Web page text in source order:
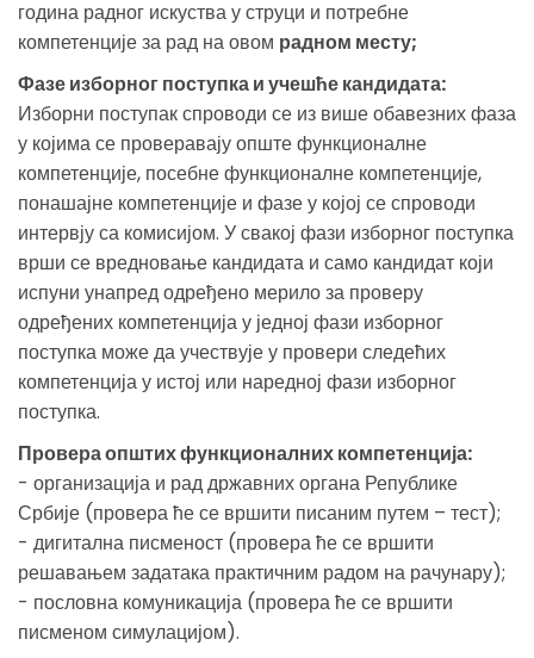
година радног искуства у струци и потребне
компетенције за рад на овом радном месту;
Фазе изборног поступка и учешће кандидата:
Изборни поступак спроводи се из више обавезних фаза
у којима се проверавају опште функционалне
компетенције, посебне функционалне компетенције,
понашајне компетенције и фазе у којој се спроводи
интервју са комисијом. У свакој фази изборног поступка
врши се вредновање кандидата и само кандидат који
испуни унапред одређено мерило за проверу
одређених компетенција у једној фази изборног
поступка може да учествује у провери следећих
компетенција у истој или наредној фази изборног
поступка.
Провера општих функционалних компетенција:
- организација и рад државних органа Републике
Србије (провера ће се вршити писаним путем – тест);
- дигитална писменост (провера ће се вршити
решавањем задатака практичним радом на рачунару);
- пословна комуникација (провера ће се вршити
писменом симулацијом).